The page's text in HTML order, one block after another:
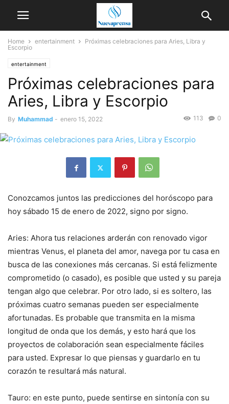
Home entertainment
Próximas celebraciones para Aries, Libra y
Escorpio
entertainment
Próximas celebraciones para
Aries, Libra y Escorpio
By Muhammad - enero 15, 2022 0
113
Conozcamos juntos las predicciones del horóscopo para
hoy sábado 15 de enero de 2022, signo por signo.
Aries: Ahora tus relaciones arderán con renovado vigor
mientras Venus, el planeta del amor, navega por tu casa en
busca de las conexiones más cercanas. Si está felizmente
comprometido (o casado), es posible que usted y su pareja
tengan algo que celebrar. Por otro lado, si es soltero, las
próximas cuatro semanas pueden ser especialmente
afortunadas. Es probable que transmita en la misma
longitud de onda que los demás, y esto hará que los
proyectos de colaboración sean especialmente fáciles
para usted. Expresar lo que piensas y guardarlo en tu
corazón te resultará más natural.
Tauro: en este punto, puede sentirse en sintonía con su